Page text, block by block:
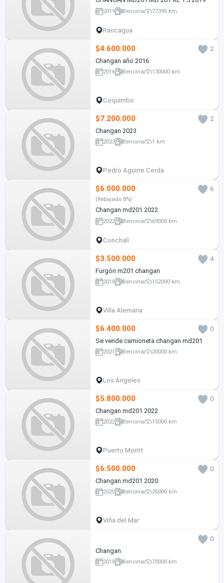
2019 Bencina 77395 km
Rancagua
$4.600.000
2
Changan año 2016
2016 Bencina 130000 km
Coquimbo
$7.200.000
2
Changan 2023
2023 Bencina 1 km
Pedro Aguirre Cerda
$6.000.000 6
(Rebajado 8%)
Changan md201 2022
2022 Bencina 69000 km
Conchalí
$3.500.000
4
Furgón m201 changan
2018 Bencina 152000 km
Villa Alemana
$6.400.000
0
Se vende camioneta changan md201
2021 Bencina 20000 km
Los Ángeles
$5.800.000
0
Changan md201 2022
2022 Bencina 15000 km
Puerto Montt
$6.500.000
0
Changan md201 2020
2020 Bencina 26000 km
Viña del Mar
0
Changan
2018 Bencina 70000 km